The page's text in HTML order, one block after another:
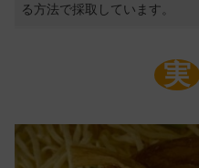
る方法で採取しています。
実